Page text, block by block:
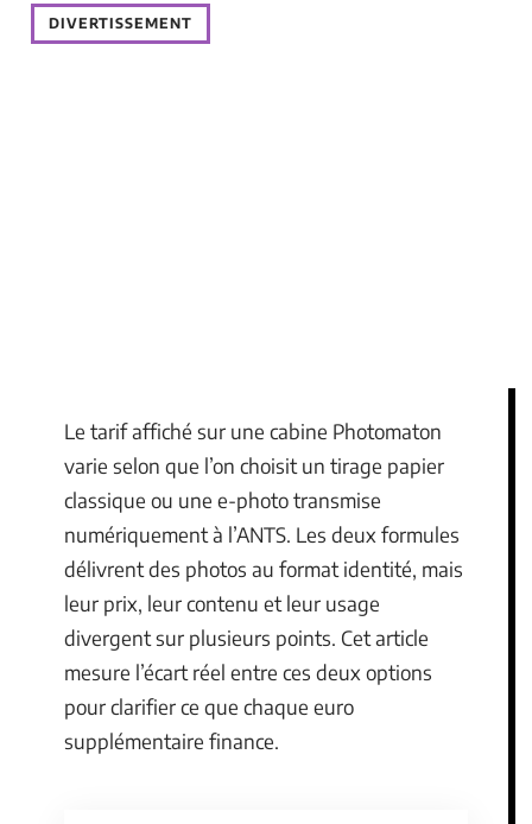
DIVERTISSEMENT
Le tarif affiché sur une cabine Photomaton
varie selon que l’on choisit un tirage papier
classique ou une e-photo transmise
numériquement à l’ANTS. Les deux formules
délivrent des photos au format identité, mais
leur prix, leur contenu et leur usage
divergent sur plusieurs points. Cet article
mesure l’écart réel entre ces deux options
pour clarifier ce que chaque euro
supplémentaire finance.